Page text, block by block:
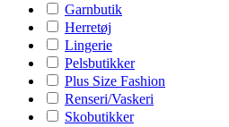
Garnbutik
Herretøj
Lingerie
Pelsbutikker
Plus Size Fashion
Renseri/Vaskeri
Skobutikker